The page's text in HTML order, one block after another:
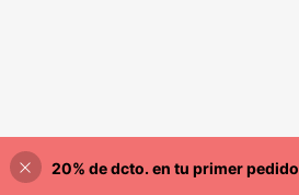
20% de dcto. en tu primer pedido